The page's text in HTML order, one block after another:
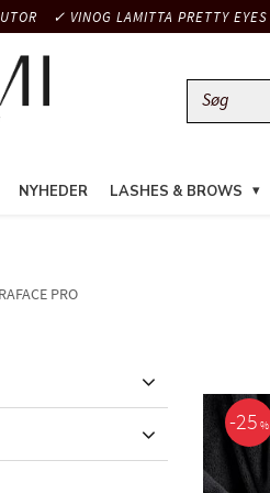
✓ VINOG LAMITTA PRETTY EYES
NYHEDER LASHES & BROWS
PRO
25 %